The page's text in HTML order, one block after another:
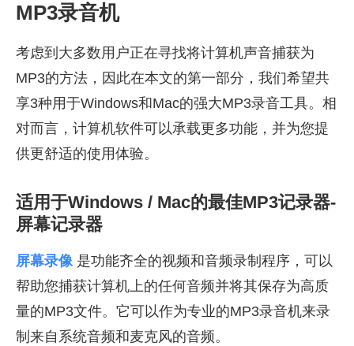
MP3录音机
考虑到大多数用户正在寻找将计算机声音捕获为
MP3的方法，因此在本文的第一部分，我们希望共
享3种用于Windows和Mac的强大MP3录音工具。相
对而言，计算机软件可以承载更多功能，并为您提
供更舒适的使用体验。
适用于Windows / Mac的最佳MP3记录器-
屏幕记录器
屏幕录像是功能齐全的视频和音频录制程序，可以
帮助您捕获计算机上的任何音频并将其保存为高质
量的MP3文件。它可以作为专业的MP3录音机来录
制来自系统音频和麦克风的音频。